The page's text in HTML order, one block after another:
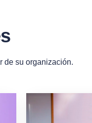
de su organización.